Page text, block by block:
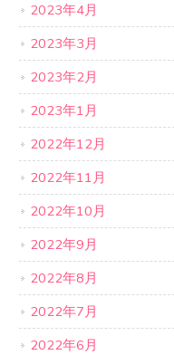
2023年4月
2023年3月
2023年2月
2023年1月
2022年12月
2022年11月
2022年10月
2022年9月
2022年8月
2022年7月
2022年6月